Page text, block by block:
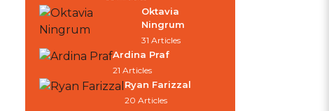
Oktavia
Ningrum
31 Articles
Ardina Praf
21 Articles
Ryan Farizzal
20 Articles